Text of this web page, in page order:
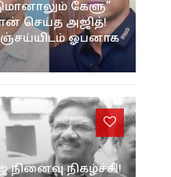
கேளு”
செய்த அஜித்!
ஓபனாக
நினைவு நிகழ்ச்சி!